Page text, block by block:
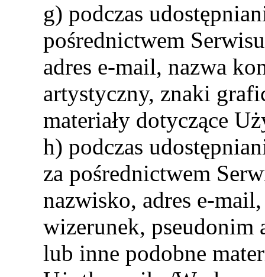
g) podczas
pośrednictwem
adres e-mail, nazwa
artystyczny, znaki
materiały dotyczące
h) podczas
za pośrednictwem
nazwisko, adres e-
wizerunek, pseudonim
lub inne podobne